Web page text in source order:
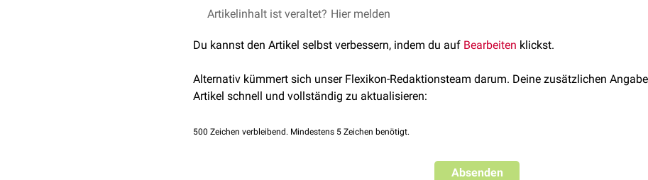
BeiEntzündungen oderTraumatain der nahen Umgebung der Serres-Körper, können die
Artikelinhalt ist veraltet? Hier melden
Du kannst den Artikel selbst verbessern, indem du auf Bearbeiten klickst.
Alternativ kümmert sich unser Flexikon-Redaktionsteam darum. Deine zusätzlichen
Artikel schnell und vollständig zu aktualisieren:
500 Zeichen verbleibend. Mindestens 5 Zeichen benötigt.
Absenden